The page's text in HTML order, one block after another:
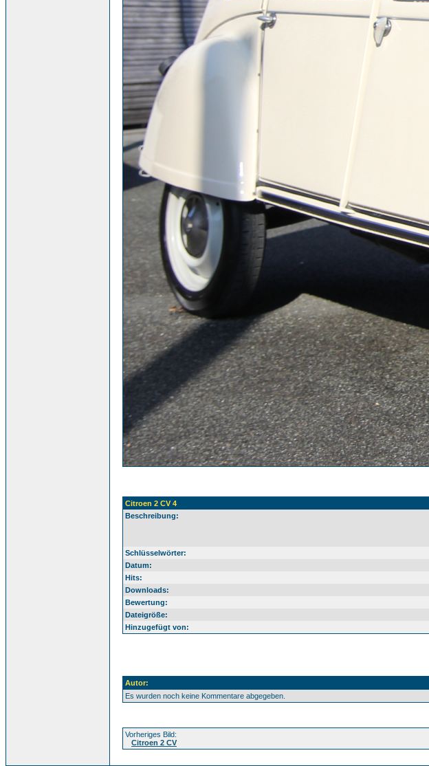
Citroen 2 CV 4
Beschreibung:
Schlüsselwörter:
Datum:
Hits:
Downloads:
Bewertung:
Dateigröße:
Hinzugefügt von:
Autor:
Es wurden noch keine Kommentare abgegeben.
Vorheriges Bild:
Citroen 2 CV